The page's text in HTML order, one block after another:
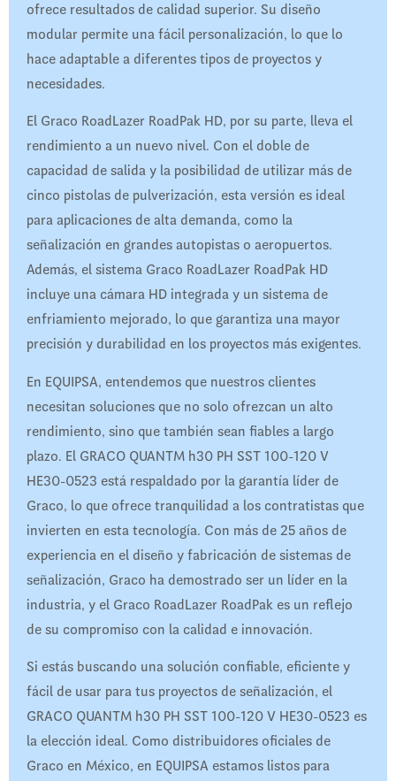
ofrece resultados de calidad superior. Su diseño
modular permite una fácil personalización, lo que lo
hace adaptable a diferentes tipos de proyectos y
necesidades.
El Graco RoadLazer RoadPak HD, por su parte, lleva el
rendimiento a un nuevo nivel. Con el doble de
capacidad de salida y la posibilidad de utilizar más de
cinco pistolas de pulverización, esta versión es ideal
para aplicaciones de alta demanda, como la
señalización en grandes autopistas o aeropuertos.
Además, el sistema Graco RoadLazer RoadPak HD
incluye una cámara HD integrada y un sistema de
enfriamiento mejorado, lo que garantiza una mayor
precisión y durabilidad en los proyectos más exigentes.
En EQUIPSA, entendemos que nuestros clientes
necesitan soluciones que no solo ofrezcan un alto
rendimiento, sino que también sean fiables a largo
plazo. El GRACO QUANTM h30 PH SST 100-120 V
HE30-0523 está respaldado por la garantía líder de
Graco, lo que ofrece tranquilidad a los contratistas que
invierten en esta tecnología. Con más de 25 años de
experiencia en el diseño y fabricación de sistemas de
señalización, Graco ha demostrado ser un líder en la
industria, y el Graco RoadLazer RoadPak es un reflejo
de su compromiso con la calidad e innovación.
Si estás buscando una solución confiable, eficiente y
fácil de usar para tus proyectos de señalización, el
GRACO QUANTM h30 PH SST 100-120 V HE30-0523 es
la elección ideal. Como distribuidores oficiales de
Graco en México, en EQUIPSA estamos listos para